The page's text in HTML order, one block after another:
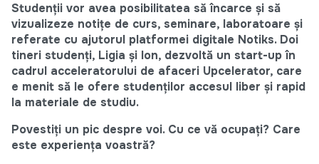
Studenții vor avea posibilitatea să încarce și să
vizualizeze notițe de curs, seminare, laboratoare și
referate cu ajutorul platformei digitale Notiks. Doi
tineri studenți, Ligia și Ion, dezvoltă un start-up în
cadrul acceleratorului de afaceri Upcelerator, care
e menit să le ofere studenților accesul liber și rapid
la materiale de studiu.
Povestiți un pic despre voi. Cu ce vă ocupați? Care
este experiența voastră?